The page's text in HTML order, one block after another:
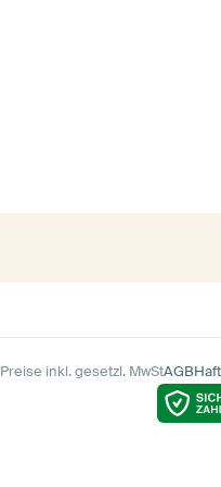
Preise inkl. gesetzl. MwStAGB